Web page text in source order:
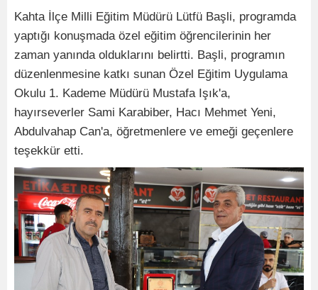
Kahta İlçe Milli Eğitim Müdürü Lütfü Başli, programda
yaptığı konuşmada özel eğitim öğrencilerinin her
zaman yanında olduklarını belirtti. Başli, programın
düzenlenmesine katkı sunan Özel Eğitim Uygulama
Okulu 1. Kademe Müdürü Mustafa Işık'a,
hayırseverler Sami Karabiber, Hacı Mehmet Yeni,
Abdulvahap Can'a, öğretmenlere ve emeği geçenlere
teşekkür etti.